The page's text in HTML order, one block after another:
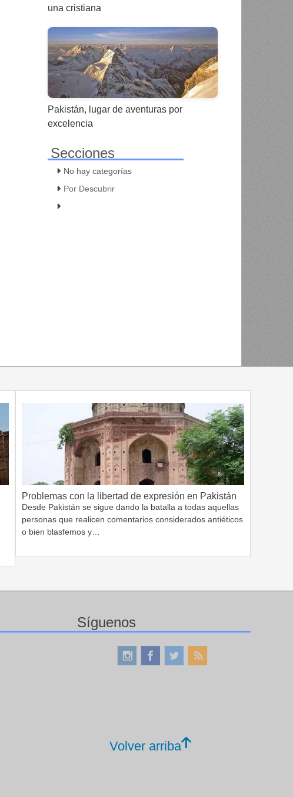
una cristiana
Pakistán, lugar de aventuras por
excelencia
Secciones
No hay categorías
Por Descubrir
Problemas con la libertad de expresión en Pakistán
Desde Pakistán se sigue dando la batalla a todas aquellas
personas que realicen comentarios considerados antiéticos
o bien blasfemos y…
Síguenos
Volver arriba